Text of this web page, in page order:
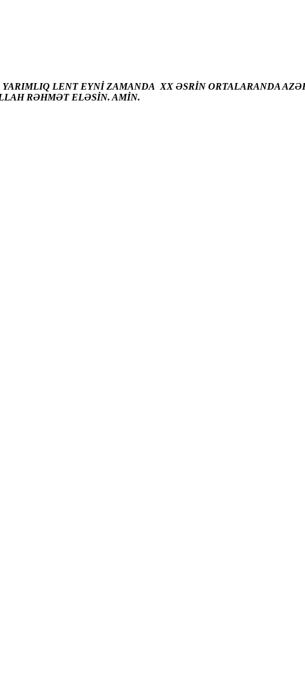
LENT EYNİ ZAMANDA XX ƏSRİN ORTALARANDA
RƏHMƏT ELƏSİN. AMİN.